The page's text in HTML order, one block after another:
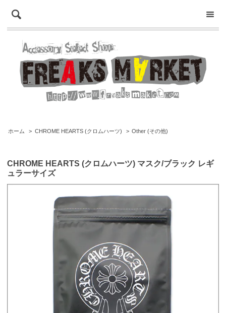
ホーム > CHROME HEARTS (クロムハーツ) > Other (その他)
CHROME HEARTS (クロムハーツ) マスク/ブラック レギ
ュラーサイズ